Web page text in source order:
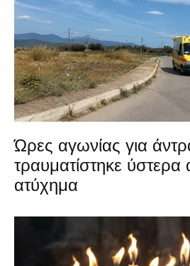
Ώρες αγωνίας για
τραυματίστηκε ύστερα
ατύχημα